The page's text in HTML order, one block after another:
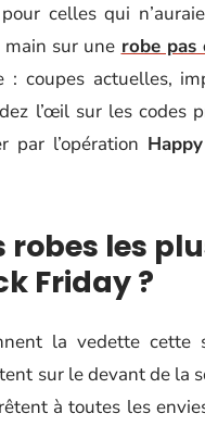
celles qui
sur une robe pas
coupes actuelles,
l’œil sur les
par l’opération
robes les
Friday ?
la vedette cette
sur le devant de la
à toutes les